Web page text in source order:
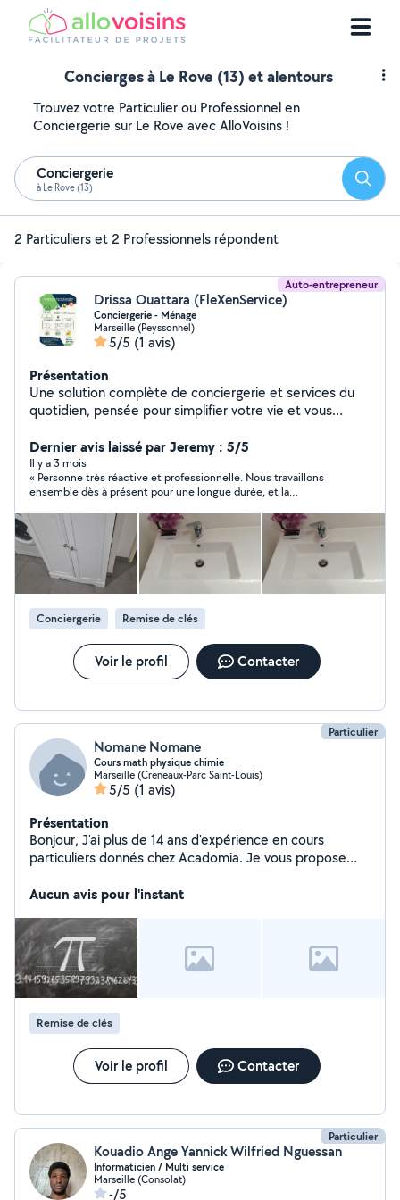
Concierges à Le Rove (13) et alentours
Trouvez votre Particulier ou Professionnel en
Conciergerie sur Le Rove avec AlloVoisins !
Conciergerie
à Le Rove (13)
2 Particuliers et 2 Professionnels répondent
Auto-entrepreneur
Drissa Ouattara (FleXenService)
Conciergerie - Ménage
Marseille (Peyssonnel)
5/5 (1 avis)
Présentation
Une solution complète de conciergerie et services du
quotidien, pensée pour simplifier votre vie et vous
Conciergerie & gestion de logements Ménages réguliers
ou ponctuels Accompagnement administratif
Convoyage de véhicules Aide pour la recherche de
logement ️ Services divers du quotidien Service flexible,
esprit zen. Prestations régulières & ponctuelles.
Marseille Aix Gardanne Vitrolles et alentours
Dernier avis laissé par Jeremy : 5/5
Il y a 3 mois
« Personne très réactive et professionnelle. Nous travaillons
ensemble dès à présent pour une longue durée, et la
Prestataire impliqué, agréable et vraiment pro. Je recommande
sans hésitation. »
Conciergerie Remise de clés
Voir le profil Contacter
Particulier
Nomane Nomane
Cours math physique chimie
Marseille (Creneaux-Parc Saint-Louis)
5/5 (1 avis)
Présentation
Bonjour, J'ai plus de 14 ans d'expérience en cours
particuliers donnés chez Acadomia. Je vous propose
Physique jusqu'à bac+3 Chimie jusqu'à bac+1
pour vos devoirs hebdomadaires vos préparations DS
d'examen et de concours. Mes horaires sont flexibles
pour s'adapter à vos disponibilités. N'hésitez pas à me
contacter. Cordialement
Aucun avis pour l'instant
Remise de clés
Voir le profil Contacter
Particulier
Kouadio Ange Yannick Wilfried Nguessan
Informaticien / Multi service
Marseille (Consolat)
-/5